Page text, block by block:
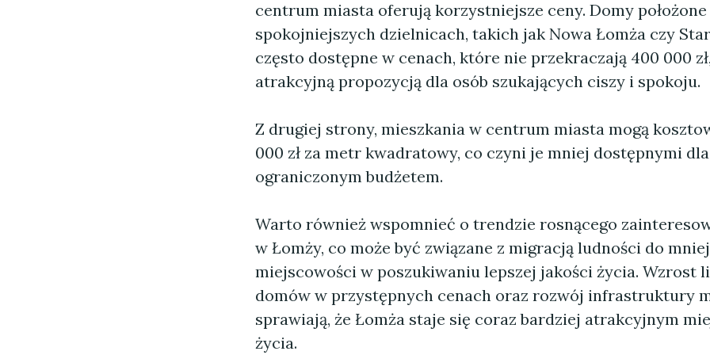
centrum miasta oferują korzystniejsze ceny. Domy
spokojniejszych dzielnicach, takich jak Nowa Łomża czy
często dostępne w cenach, które nie przekraczają 400 000
atrakcyjną propozycją dla osób szukających ciszy i spokoju.
Z drugiej strony, mieszkania w centrum miasta mogą
000 zł za metr kwadratowy, co czyni je mniej dostępnymi
ograniczonym budżetem.
Warto również wspomnieć o trendzie rosnącego
w Łomży, co może być związane z migracją ludności do
miejscowości w poszukiwaniu lepszej jakości życia. Wzrost
domów w przystępnych cenach oraz rozwój infrastruktury
sprawiają, że Łomża staje się coraz bardziej atrakcyjnym
życia.